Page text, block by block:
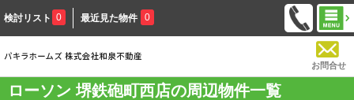
検討リスト 0 最近見た物件 0
お問合せ
ローソン 堺鉄砲町西店の周辺物件一覧